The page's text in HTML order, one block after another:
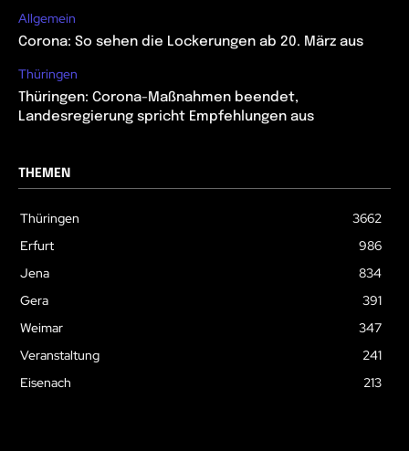
Allgemein
Corona: So sehen die Lockerungen ab 20. März aus
Thüringen
Thüringen: Corona-Maßnahmen beendet,
Landesregierung spricht Empfehlungen aus
THEMEN
Thüringen
3662
Erfurt
986
Jena
834
Gera
391
Weimar
347
Veranstaltung
241
Eisenach
213